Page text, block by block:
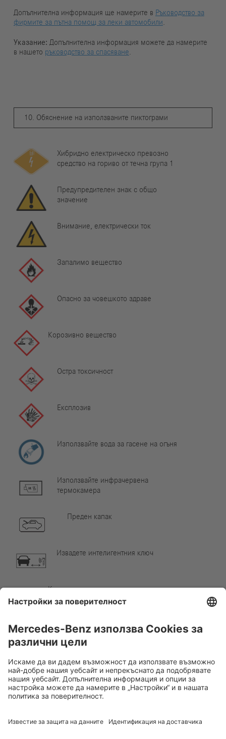
Допълнителна информация ще намерите в Ръководство за
фирмите за пътна помощ за леки автомобили
Указание: Допълнителна информация можете да намерите
в нашето ръководство за спасяване
10. Обяснение на използваните пиктограми
Хибридно електрическо превозно
средство на гориво от течна група 1
Предупредителен знак с общо
значение
Внимание, електрически ток
Запалимо вещество
Опасно за човешкото здраве
Корозивно вещество
Остра токсичност
Експлозив
Използвайте вода за гасене на огъня
Използвайте инфрачервена
термокамера
Преден капак
Извадете интелигентния ключ
Компонент от климатизацията
Внимание, ниска температура